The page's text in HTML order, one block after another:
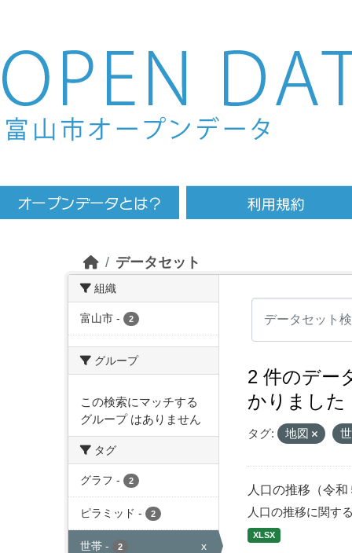
Skip to main content
データセット
組織
富山市 - 2
グループ
この検索にマッチする
グループ はありません
タグ
グラフ - 2
ピラミッド - 2
世帯 - 2 x
2 件のデー
かりました
タグ: 地図
人口の推移（令和
人口の推移に関す
XLSX